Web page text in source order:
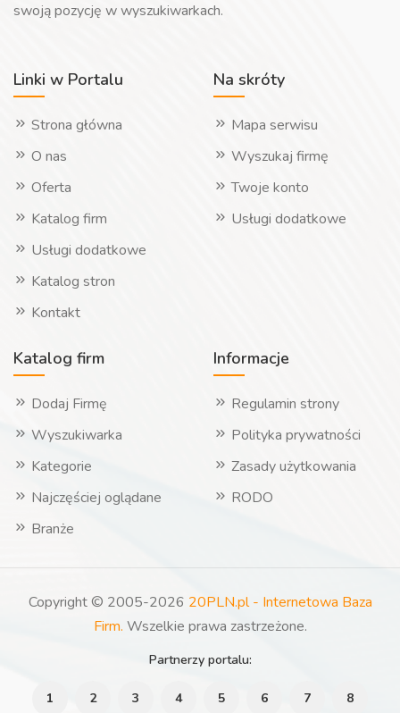
swoją pozycję w wyszukiwarkach.
Linki w Portalu
Strona główna
O nas
Oferta
Katalog firm
Usługi dodatkowe
Katalog stron
Kontakt
Na skróty
Mapa serwisu
Wyszukaj firmę
Twoje konto
Usługi dodatkowe
Katalog firm
Dodaj Firmę
Wyszukiwarka
Kategorie
Najczęściej oglądane
Branże
Informacje
Regulamin strony
Polityka prywatności
Zasady użytkowania
RODO
Copyright © 2005-2026 20PLN.pl - Internetowa Baza
Firm. Wszelkie prawa zastrzeżone.
Partnerzy portalu:
1 2 3 4 5 6 7 8